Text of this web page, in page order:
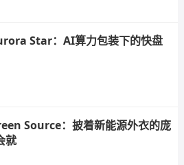
Star：AI算力包装下的快盘
Source：披着新能源外衣的庞
就